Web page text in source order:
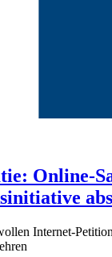
Online-
Internet-